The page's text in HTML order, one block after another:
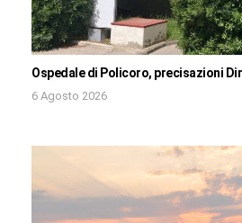
Ospedale di Policoro, precisazioni
6 Agosto 2026